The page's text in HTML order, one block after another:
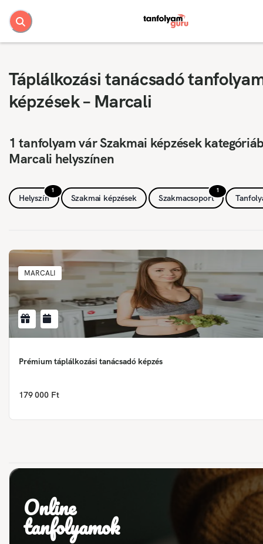
Táplálkozási tanácsadó
képzések – Marcali
1 tanfolyam vár Szakmai képzések
Marcali helyszínen
1
Helyszín Szakmai képzések
1
Szakmacsoport
MARCALI
Prémium táplálkozási tanácsadó képzés
179 000 Ft
Online
tanfolyamok